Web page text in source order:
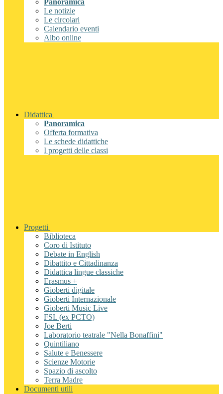
Panoramica
Le notizie
Le circolari
Calendario eventi
Albo online
Didattica
Panoramica
Offerta formativa
Le schede didattiche
I progetti delle classi
Progetti
Biblioteca
Coro di Istituto
Debate in English
Dibattito e Cittadinanza
Didattica lingue classiche
Erasmus +
Gioberti digitale
Gioberti Internazionale
Gioberti Music Live
FSL (ex PCTO)
Joe Berti
Laboratorio teatrale "Nella Bonaffini"
Quintiliano
Salute e Benessere
Scienze Motorie
Spazio di ascolto
Terra Madre
Documenti utili